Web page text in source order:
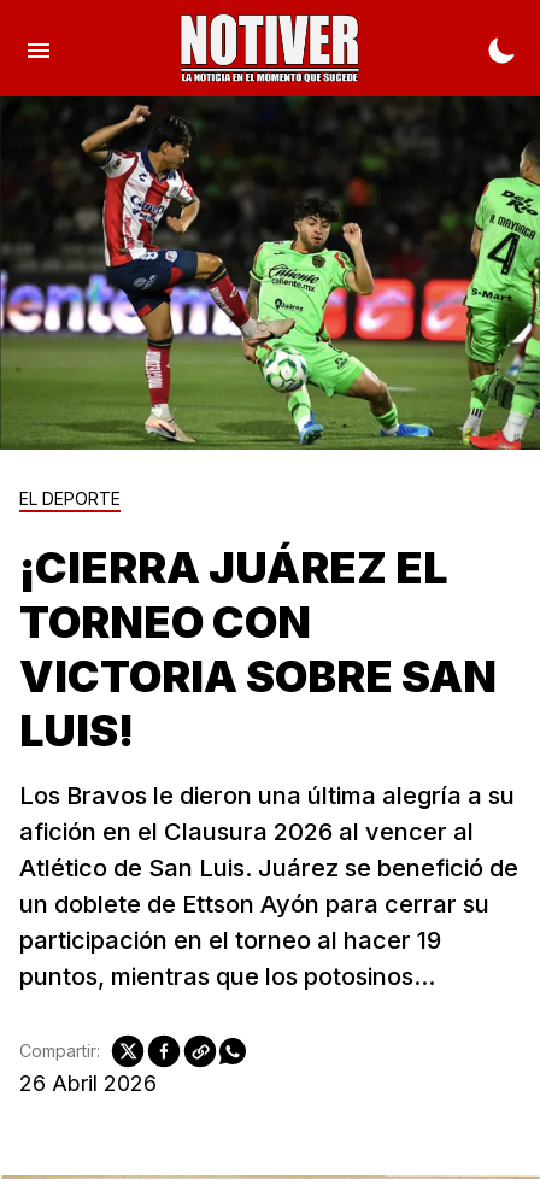
EL DEPORTE
¡CIERRA JUÁREZ EL
TORNEO CON
VICTORIA SOBRE SAN
LUIS!
Los Bravos le dieron una última alegría a su
afición en el Clausura 2026 al vencer al
Atlético de San Luis. Juárez se benefició de
un doblete de Ettson Ayón para cerrar su
participación en el torneo al hacer 19
puntos, mientras que los potosinos...
26 Abril 2026
Compartir: